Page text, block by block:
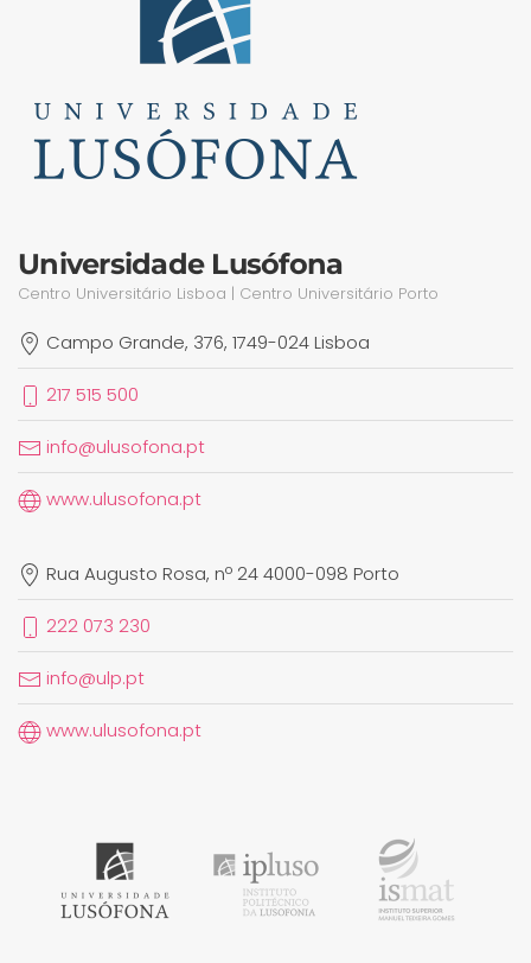
Universidade Lusófona
Centro Universitário Lisboa | Centro Universitário Porto
Campo Grande, 376, 1749-024 Lisboa
217 515 500
info@ulusofona.pt
www.ulusofona.pt
Rua Augusto Rosa, nº 24 4000-098 Porto
222 073 230
info@ulp.pt
www.ulusofona.pt